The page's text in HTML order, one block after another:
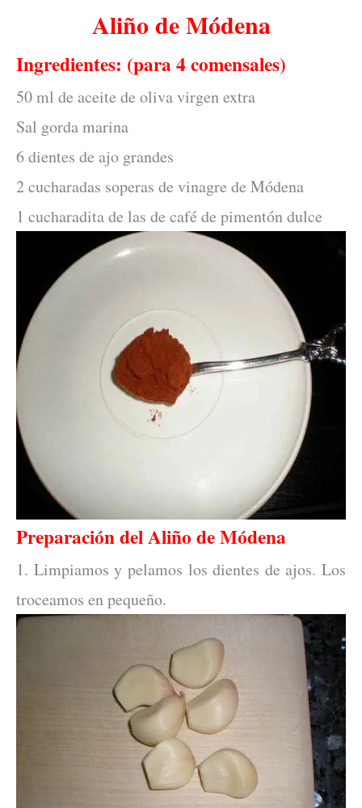
Aliño de Módena
Ingredientes: (para 4 comensales)
50 ml de aceite de oliva virgen extra
Sal gorda marina
6 dientes de ajo grandes
2 cucharadas soperas de vinagre de Módena
1 cucharadita de las de café de pimentón dulce
Preparación del Aliño de Módena
1. Limpiamos y pelamos los dientes de ajos. Los
troceamos en pequeño.